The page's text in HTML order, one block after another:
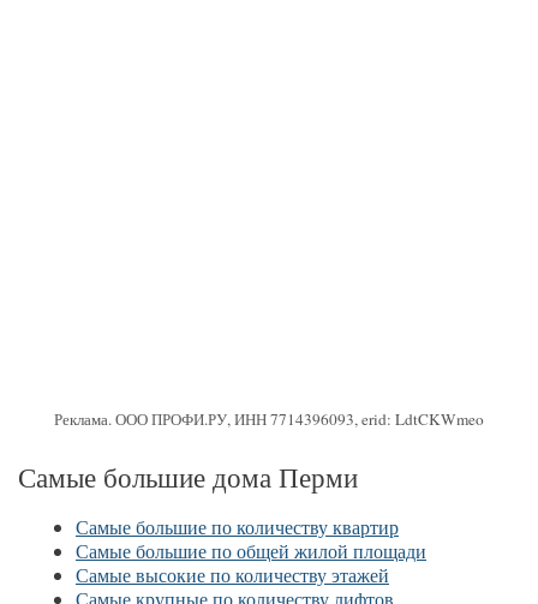
Реклама. ООО ПРОФИ.РУ, ИНН 7714396093, erid: LdtCKWmeo
Самые большие дома Перми
Самые большие по количеству квартир
Самые большие по общей жилой площади
Самые высокие по количеству этажей
Самые крупные по количеству лифтов